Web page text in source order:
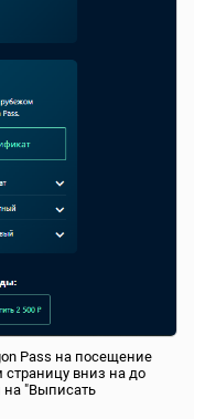
Pass на посещение
вниз на до
на "Выписать